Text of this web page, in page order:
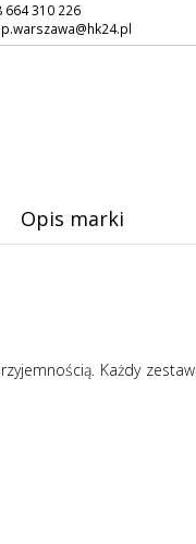
664 310 226
Opis marki
Każdy